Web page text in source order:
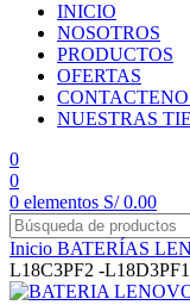
INICIO
NOSOTROS
PRODUCTOS
OFERTAS
NUESTRAS
0
0
0 elementos S/0.00
Inicio BATERÍAS
L18C3PF2 -